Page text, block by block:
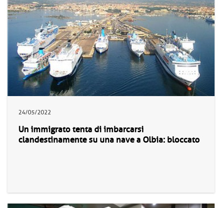
24/05/2022
Un immigrato tenta di imbarcarsi
clandestinamente su una nave a Olbia: bloccato